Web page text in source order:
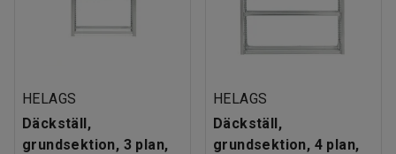
HELAGS
Däckställ,
grundsektion, 3 plan,
HELAGS
Däckställ,
grundsektion, 4 plan,